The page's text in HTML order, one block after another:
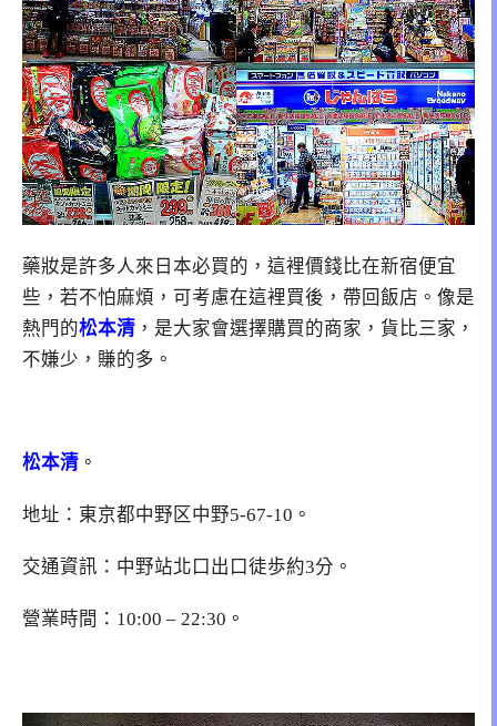
藥妝是許多人來日本必買的，這裡價錢比在新宿便宜
些，若不怕麻煩，可考慮在這裡買後，帶回飯店。像是
熱門的松本清 ，是大家會選擇購買的商家，貨比三家，
不嫌少，賺的多。
松本清 。
地址：東京都中野区中野5-67-10。
交通資訊：中野站北口出口徒歩約3分。
營業時間：10:00 – 22:30。